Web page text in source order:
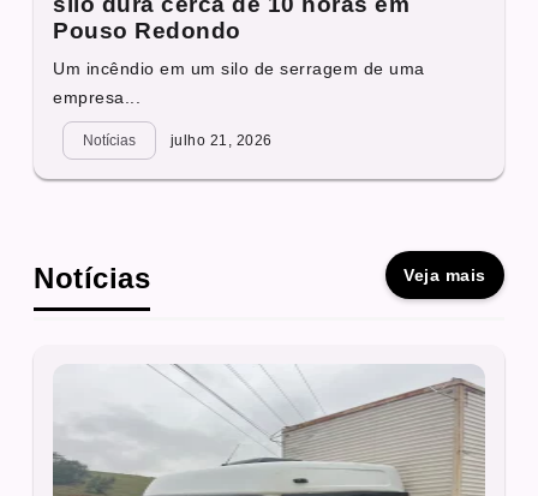
Pouso Redondo
Um incêndio em um silo de serragem de uma
empresa...
Notícias julho 21, 2026
Notícias Veja mais